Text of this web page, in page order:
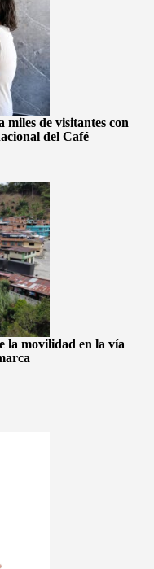
de visitantes con
del Café
la movilidad en la vía